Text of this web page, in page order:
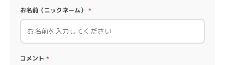
お名前（ニックネーム） *
コメント *